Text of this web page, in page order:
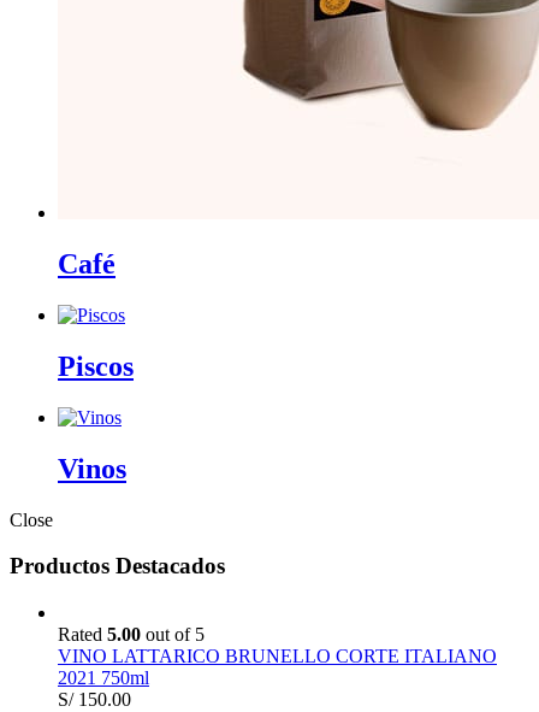
Café
Piscos
Vinos
Close
Productos Destacados
Rated 5.00 out of 5
VINO LATTARICO BRUNELLO CORTE ITALIANO
2021 750ml
S/150.00